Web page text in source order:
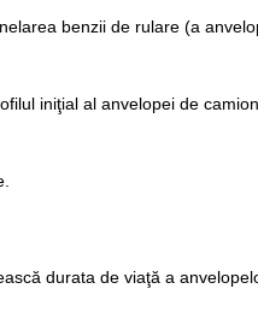
benzii de rulare (a
iniţial al anvelopei de
durata de viaţă a